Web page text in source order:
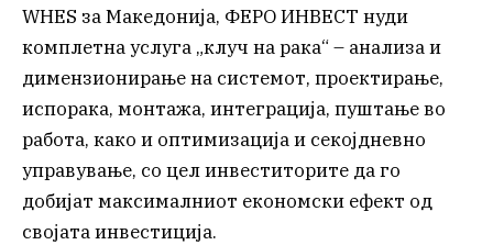
WHES за Македонија, ФЕРО ИНВЕСТ нуди
комплетна услуга „клуч на рака“ – анализа и
димензионирање на системот, проектирање,
испорака, монтажа, интеграција, пуштање во
работа, како и оптимизација и секојдневно
управување, со цел инвеститорите да го
добијат максималниот економски ефект од
својата инвестиција.